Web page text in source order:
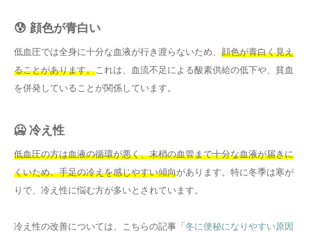
😰 顔色が青白い
低血圧では全身に十分な血液が行き渡らないため、 顔色が青白く見え
ることがあります。これは、血流不足による酸素供給の低下や、貧血
を併発していることが関係しています。
🥶 冷え性
低血圧の方は血液の循環が悪く、末梢の血管まで十分な血液が届きに
くいため、手足の冷えを感じやすい傾向があります。特に冬季は寒が
りで、冷え性に悩む方が多いとされています。
冷え性の改善については、こちらの記事「 冬に便秘になりやすい原因